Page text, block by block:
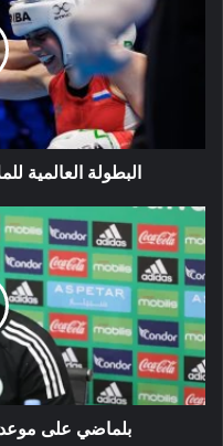
البطولة العالمية
بلماضي
على
موعد
مع
وسائل
الإعلام
يوم
غد
بلماضي على موعد